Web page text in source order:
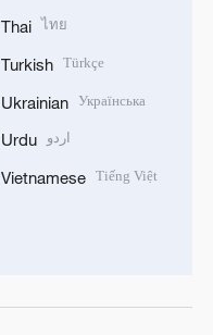
Thai ไทย
Turkish Türkçe
Ukrainian Українська
Urdu اردو
Vietnamese Tiếng Việt